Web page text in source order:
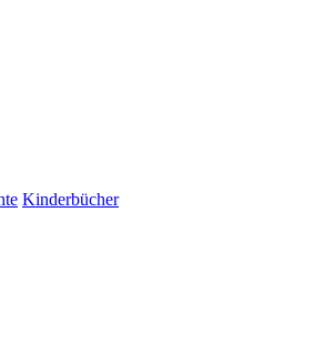
Kinderbücher